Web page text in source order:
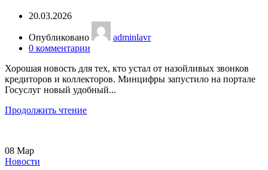
20.03.2026
Опубликовано
adminlavr
0 комментарии
Хорошая новость для тех, кто устал от назойливых звонков
кредиторов и коллекторов. Минцифры запустило на портале
Госуслуг новый удобный...
Продолжить чтение
08 Мар
Новости